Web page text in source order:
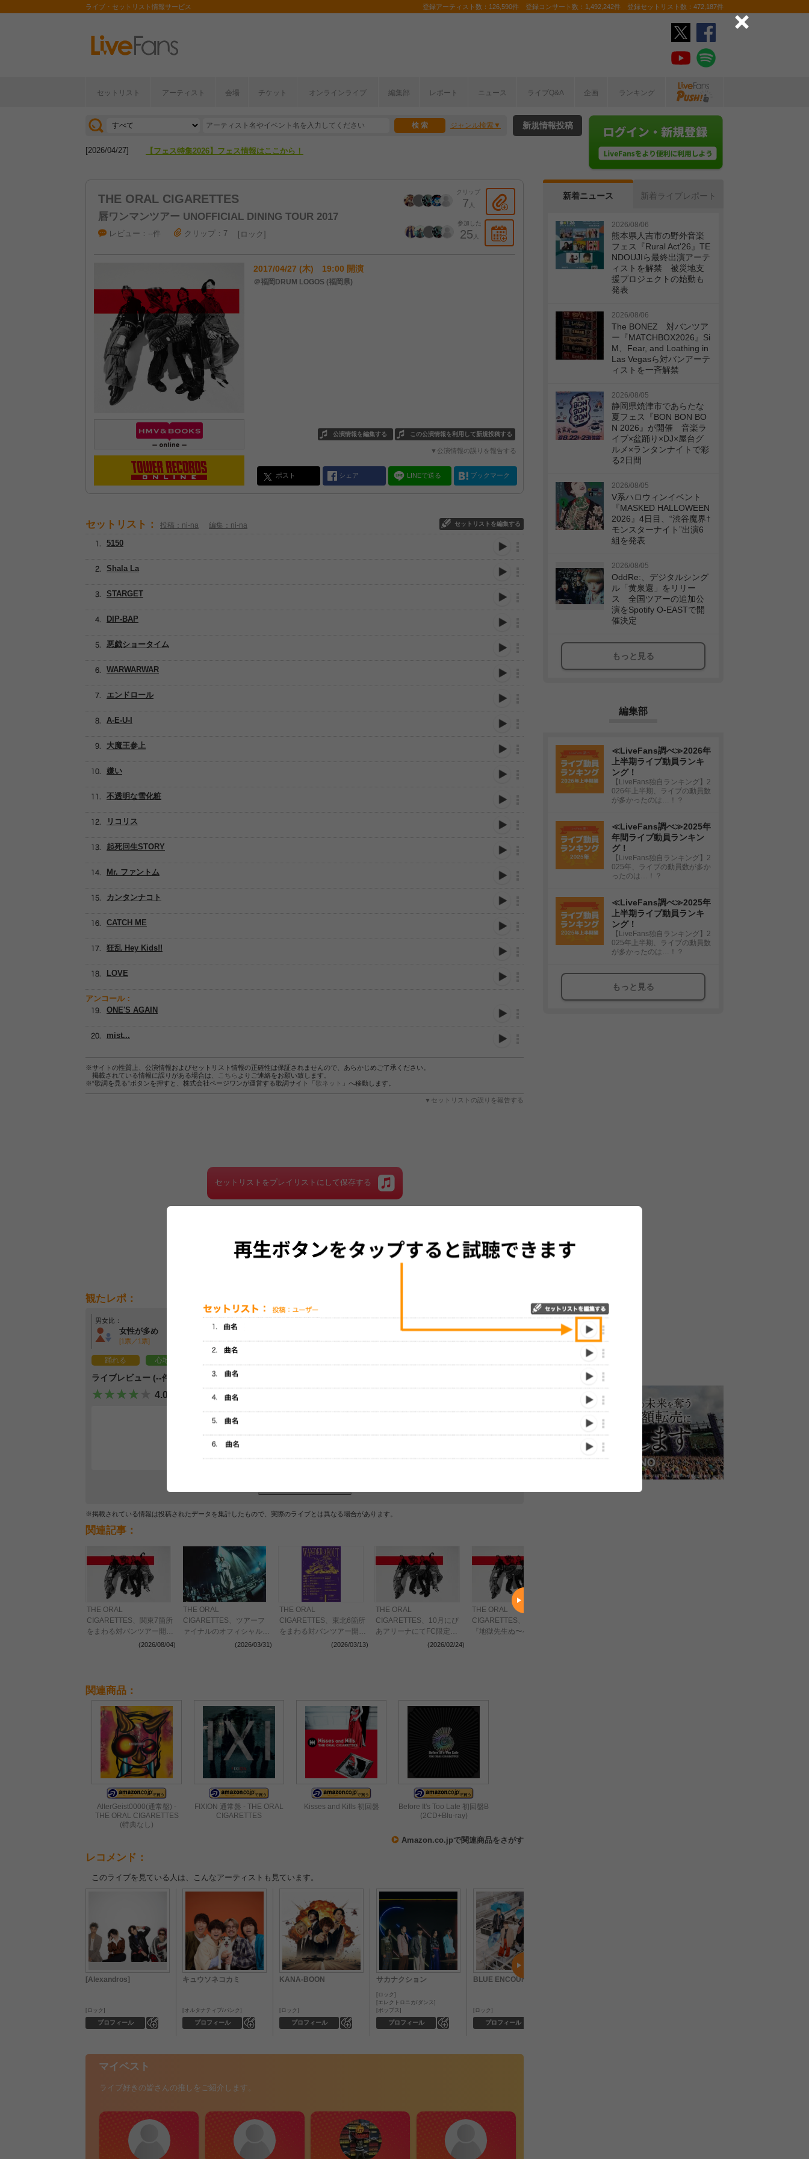
ライブ・セットリスト情報サービス 登録アーティスト数：126,590件 登録コンサート数：1,492,242件 登録セットリスト数：472,187件
セットリスト アーティスト 会場 チケット オンラインライブ 編集部 レポート ニュース ライブQ&A 企画 ランキング
ジャンル検索
[2026/07/28] 【ライブ動員ランキング】2026年上半期編発表！
[2026/04/27] 【フェス特集2026】フェス情報はここから！
新規情報投稿
THE ORAL CIGARETTES
唇ワンマンツアー UNOFFICIAL DINING TOUR 2017
クリップ
7 人
参加した
25 人
レビュー：--件 クリップ：7 ロック
2017/04/27 (木) 19:00 開演
＠福岡DRUM LOGOS (福岡県)
この公演情報を利用して新規投稿する
公演情報を編集する
▼公演情報の誤りを報告する
ポスト シェア LINEで送る ブックマーク
セットリスト： 投稿：ni-na 編集：ni-na セットリストを編集する
DIP-BAP
A-E-U-I
嫌い
5150
悪戯ショータイム
WARWARWAR
エンドロール
Shala La
大魔王参上
STARGET
不透明な雪化粧
リコリス
起死回生STORY
Mr. ファントム
カンタンナコト
CATCH ME
狂乱 Hey Kids!!
LOVE
アンコール：
ONE'S AGAIN
mist...
※サイトの性質上、公演情報およびセットリスト情報の正確性は保証されませんので、あらかじめご了承ください。
掲載されている情報に誤りがある場合は、
こちら よりご連絡をお願い致します。
※“歌詞を見る”ボタンを押すと、株式会社ページワンが運営する歌詞サイト「歌ネット 」へ移動します。
▼セットリストの誤りを報告する
セットリストをプレイリストにして保存する
観たレポ：
男女比：
女性が多め
[1票／1票]
年齢層：
20代～30代中心
[1票／1票]
グッズの待ち時間：
[1票／1票]
踊れる 心地よい
ライブレビュー (--件)
4.0
レビューはまだ投稿されていません。
最初のレビューを投稿してみませんか？
※掲載されている情報は投稿されたデータを集計したもので、実際のライブとは異なる場合があります。
関連記事：
THE ORAL
CIGARETTES、関東7箇所
をまわる対バンツアー開催
(2026/08/04)
THE ORAL
CIGARETTES、ツアーフ
ァイナルのオフィシャルレ
ポートが到着 成熟の向こ
(2026/03/31)
THE ORAL
CIGARETTES、東北6箇所
をまわる対バンツアー開催
決定 Enfants、(2026/03/13)
THE ORAL
CIGARETTES、10月にぴ
あアリーナにてFC限定ラ
(2026/02/24)
THE ORAL
CIGARETTES、TVアニメ
『地獄先生ぬ〜べ〜』OP
関連商品：
AlterGeist0000(通常盤) -
THE ORAL CIGARETTES
(特典なし)
FIXION 通常盤 - THE ORAL
CIGARETTES
Kisses and Kills 初回盤
Before It's Too Late 初回盤B
(2CD+Blu-ray)
Amazon.co.jpで関連商品をさがす
レコメンド：
このライブを見ている人は、こんなアーティストも見ています。
[Alexandros]
プロフィール
ロック
キュウソネコカミ
プロフィール
オルタナティブ/パンク
KANA-BOON
プロフィール
ロック
サカナクション
プロフィール
ロック
エレクトロニカ/ダンス
ポップス
BLUE ENCOUNT
プロフィール
ロック
マイベスト
ライブ好きの皆さんの推しをご紹介します。
新着ニュース 新着ライブレポート
2026/08/06
熊本県人吉市の野外音楽
フェス『Rural Act'26』TE
NDOUJIら最終出演アーテ
ィストを解禁 被災地支
援プロジェクトの始動も
発表
2026/08/06
The BONEZ 対バンツア
ー『MATCHBOX2026』Si
M、Fear, and Loathing in
Las Vegasら対バンアーテ
ィストを一斉解禁
2026/08/05
静岡県焼津市であらたな
夏フェス『BON BON BO
N 2026』が開催 音楽ラ
イブ×盆踊り×DJ×屋台グ
ルメ×ランタンナイトで彩
る2日間
2026/08/05
V系ハロウィンイベント
『MASKED HALLOWEEN
2026』4日目、“渋谷魔界†
モンスターナイト”出演6
組を発表
2026/08/05
OddRe:、デジタルシング
ル「黄泉還」をリリー
ス 全国ツアーの追加公
演をSpotify O-EASTで開
催決定
もっと見る
編集部
≪LiveFans調べ≫2026年
上半期ライブ動員ランキ
ング！
【LiveFans独自ランキング】2
026年上半期、ライブの動員数
が多かったのは…！？
≪LiveFans調べ≫2025年
年間ライブ動員ランキン
グ！
【LiveFans独自ランキング】2
025年、ライブの動員数が多か
ったのは…！？
≪LiveFans調べ≫2025年
上半期ライブ動員ランキ
ング！
【LiveFans独自ランキング】2
025年上半期、ライブの動員数
が多かったのは…！？
もっと見る